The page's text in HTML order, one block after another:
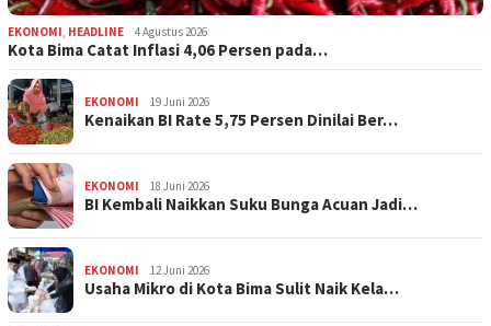
EKONOMI HEADLINE 4 Agustus 2026
Kota Bima Catat Inflasi 4,06 Persen pada…
EKONOMI 19 Juni 2026
Kenaikan BI Rate 5,75 Persen Dinilai Ber…
EKONOMI 18 Juni 2026
BI Kembali Naikkan Suku Bunga Acuan Jadi…
EKONOMI 12 Juni 2026
Usaha Mikro di Kota Bima Sulit Naik Kela…